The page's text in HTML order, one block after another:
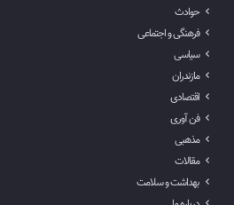
حوادث
فرهنگی و اجتماعی
سیاسی
مازندران
اقتصادی
فن آوری
مذهبی
مقالات
بهداشت و سلامت